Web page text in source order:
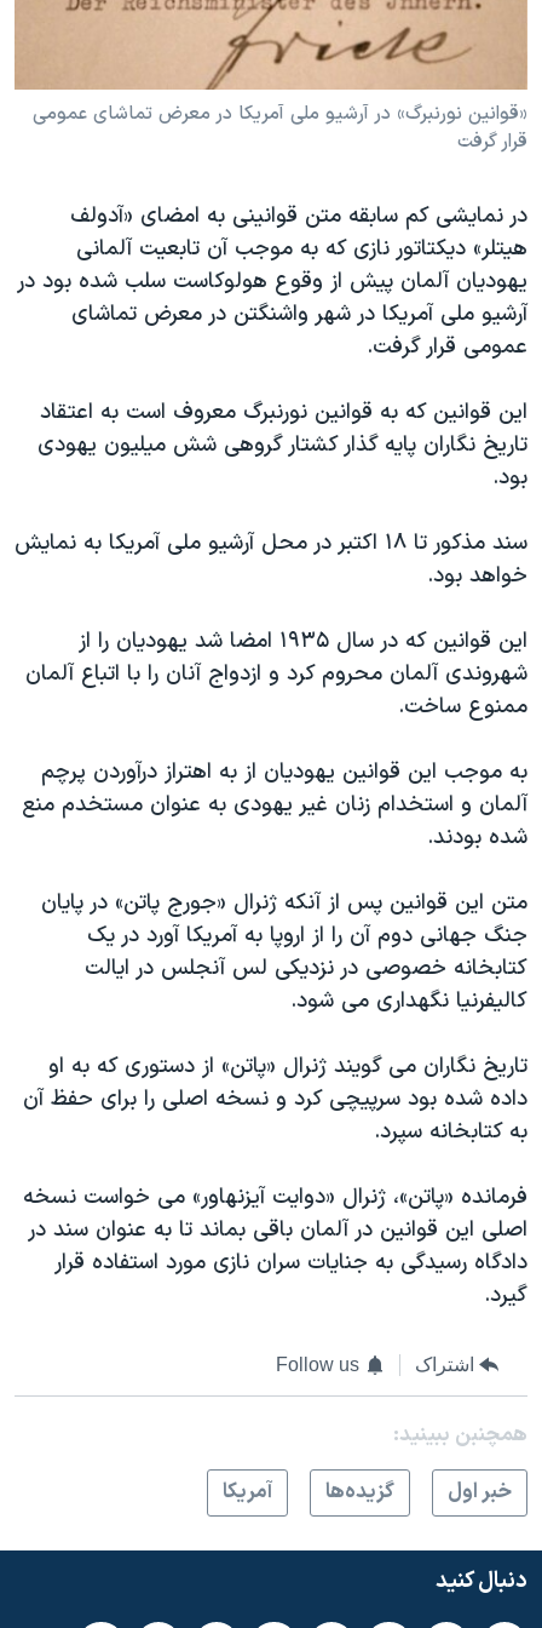
فرهنگ و زندگی
حقوق شهروندی
اقتصادی
علم و فناوری
گالری عکس
آرشیو پخش زنده
انتخابات ریاست جمهوری آمریکا ۲۰۲۴
حمله جمهوری اسلامی به اسرائیل
رمز مهسا
اعتراضات زن، زندگی، آزادی
مجموعه مستندهای دادخواهی
تریبونال مردمی آبان ۹۸
چهل سال گروگان‌گیری
قانون شفافیت دارائی کادر رهبری ایران
اسرائیل در جنگ
نرگس محمدی برنده جایزه نوبل صلح
همایش محافظه‌کاران آمریکا «سی‌پک»
صفحه‌های ویژه
سفر پرزیدنت ترامپ به چین
«قوانين نورنبرگ» در آرشيو ملی آمريکا در معرض تماشای عمومی
قرار گرفت
در نمايشی کم سابقه متن قوانينی به امضای «آدولف
هيتلر» ديکتاتور نازی که به موجب آن تابعيت آلمانی
يهوديان آلمان پيش از وقوع هولوکاست سلب شده بود در
آرشيو ملی آمريکا در شهر واشنگتن در معرض تماشای
عمومی قرار گرفت.
اين قوانين که به قوانين نورنبرگ معروف است به اعتقاد
تاريخ نگاران پايه گذار کشتار گروهی شش ميليون يهودی
بود.
سند مذکور تا ۱۸ اکتبر در محل آرشيو ملی آمريکا به نمايش
خواهد بود.
اين قوانين که در سال ۱۹۳۵ امضا شد يهوديان را از
شهروندی آلمان محروم کرد و ازدواج آنان را با اتباع آلمان
ممنوع ساخت.
به موجب اين قوانين يهوديان از به اهتراز درآوردن پرچم
آلمان و استخدام زنان غير يهودی به عنوان مستخدم منع
شده بودند.
متن اين قوانين پس از آنکه ژنرال «جورج پاتن» در پايان
جنگ جهانی دوم آن را از اروپا به آمريکا آورد در يک
کتابخانه خصوصی در نزديکی لس آنجلس در ايالت
کاليفرنيا نگهداری می شود.
تاريخ نگاران می گويند ژنرال «پاتن» از دستوری که به او
داده شده بود سرپيچی کرد و نسخه اصلی را برای حفظ آن
به کتابخانه سپرد.
فرمانده «پاتن»، ژنرال «دوايت آيزنهاور» می خواست نسخه
اصلی اين قوانين در آلمان باقی بماند تا به عنوان سند در
دادگاه رسيدگی به جنايات سران نازی مورد استفاده قرار
گيرد.
اشتراک Follow us
همچنبن ببینید:
خبر اول
گزيده‌ها آمريکا
دنبال کنید